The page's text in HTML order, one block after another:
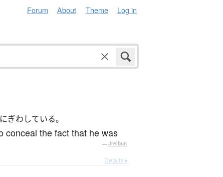
Forum About Theme Log in
ぎわしている。
conceal the fact that he was
— Jreibun
Details ▸